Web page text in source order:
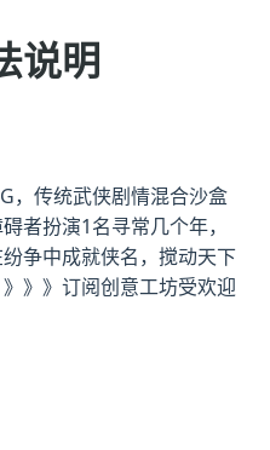
说明
，传统武侠剧情混合沙盒
者扮演1名寻常几个年，
争中成就侠名，搅动天下
》》订阅创意工坊受欢迎